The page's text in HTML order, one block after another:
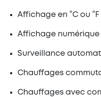
Affichage en °C ou
Affichage
Surveillance
Chauffages
Chauffages avec